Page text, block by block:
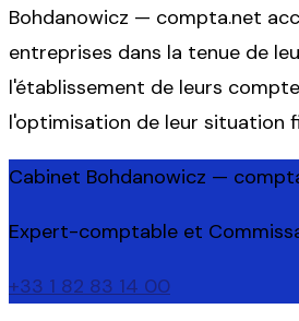
Bohdanowicz — compta.net
entreprises dans la tenue de
l'établissement de leurs
l'optimisation de leur situation
Cabinet Bohdanowicz —
Expert-comptable et
+33 1 82 83 14 00